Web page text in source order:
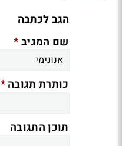
הגב לכתבה
שם המגיב*
כותרת תגובה*
תוכן התגובה